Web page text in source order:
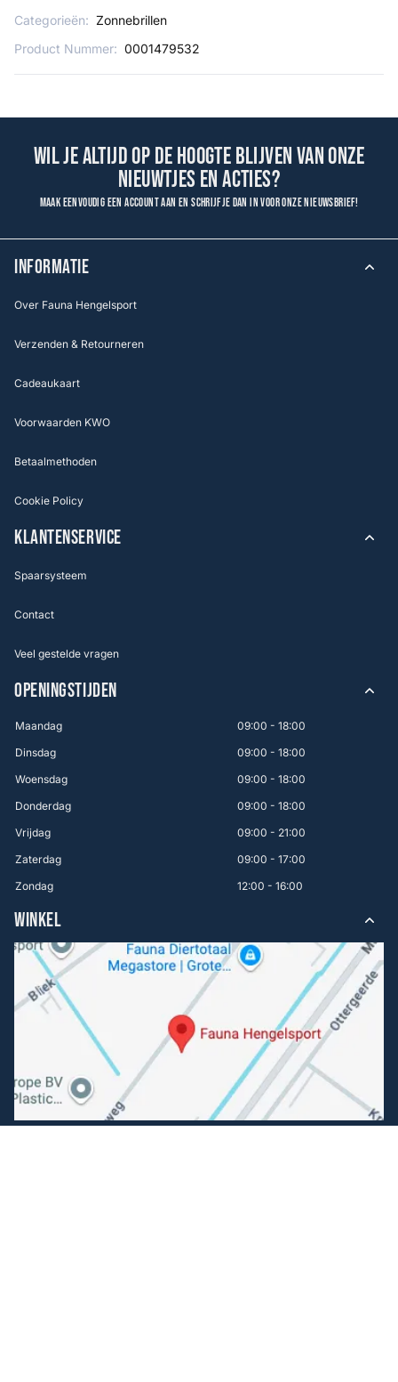
Categorieën: Zonnebrillen
Product Nummer: 0001479532
Wil je altijd op de hoogte blijven van onze
nieuwtjes en acties?
Maak eenvoudig een account aan en schrijf je dan in voor onze nieuwsbrief!
INFORMATIE
Over Fauna Hengelsport
Verzenden & Retourneren
Cadeaukaart
Voorwaarden KWO
Betaalmethoden
Cookie Policy
KLANTENSERVICE
Spaarsysteem
Contact
Veel gestelde vragen
OPENINGSTIJDEN
Maandag
09:00 - 18:00
Dinsdag
09:00 - 18:00
Woensdag
09:00 - 18:00
Donderdag
09:00 - 18:00
Vrijdag
09:00 - 21:00
Zaterdag
09:00 - 17:00
Zondag
12:00 - 16:00
WINKEL